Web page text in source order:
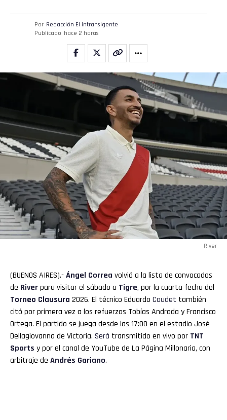
Por Redacción El intransigente
Publicado hace 2 horas
River
(BUENOS AIRES).-Ángel Correa volvió a la lista de convocados
de Riverpara visitar el sábado a Tigre, por la cuarta fecha del
Torneo Clausura 2026. El técnico Eduardo Coudet también
citó por primera vez a los refuerzos Tobías Andrada y Francisco
Ortega. El partido se juega desde las 17:00 en el estadio José
Dellagiovanna de Victoria. Será transmitido en vivo por TNT
Sports y por el canal de YouTube de La Página Millonaria, con
arbitraje de Andrés Gariano.